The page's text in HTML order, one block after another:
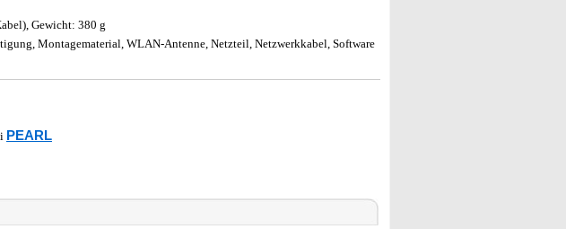
Gewicht: 380 g
Montagematerial, WLAN-Antenne, Netzteil, Netzwerkkabel, Software
PEARL